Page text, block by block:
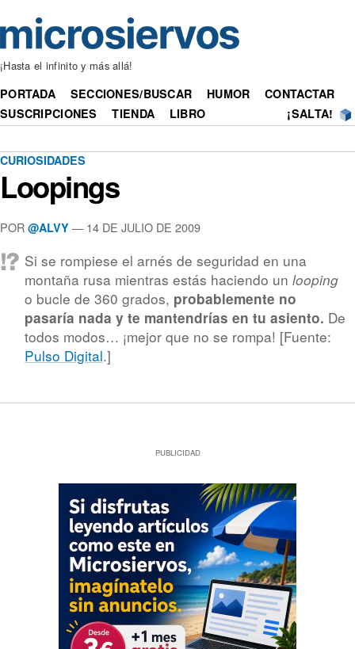
¡Hasta el infinito y más allá!
PORTADA SECCIONES/BUSCAR HUMOR
CONTACTAR
SUSCRIPCIONES
TIENDA LIBRO ¡SALTA!
CURIOSIDADES
Loopings
POR @ALVY — 14 DE JULIO DE 2009
Si se rompiese el arnés de seguridad en una
montaña rusa mientras estás haciendo unlooping
o bucle de 360 grados, probablemente no
pasaría nada y te mantendrías en tu asiento. De
todos modos… ¡mejor que no se rompa! [Fuente:
Pulso Digital.]
PUBLICIDAD